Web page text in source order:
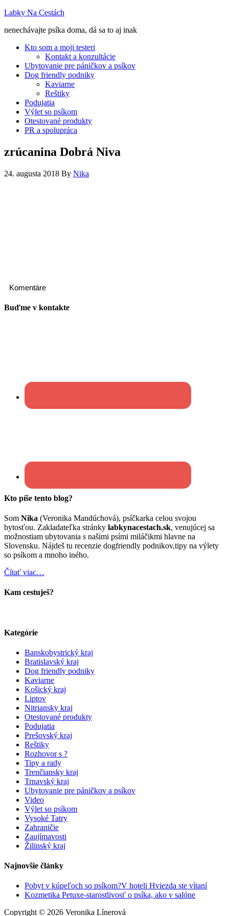
Labky Na Cestách
nenechávajte psíka doma, dá sa to aj inak
Kto som a moji testeri
Kontakt a konzultácie
Ubytovanie pre páničkov a psíkov
Dog friendly podniky
Kaviarne
Reštiky
Podujatia
Výlet so psíkom
Otestované produkty
PR a spolupráca
zrúcanina Dobrá Niva
24. augusta 2018 By Nika
Komentáre
Buďme v kontakte
Kto píše tento blog?
Som Nika (Veronika Mandúchová), psíčkarka celou svojou
bytosťou. Zakladateľka stránky labkynacestach.sk, venujúcej sa
možnostiam ubytovania s našimi psími miláčikmi hlavne na
Slovensku. Nájdeš tu recenzie dogfriendly podnikov,tipy na výlety
so psíkom a mnoho iného.
Čítať viac…
Kam cestuješ?
Kategórie
Banskobystrický kraj
Bratislavský kraj
Dog friendly podniky
Kaviarne
Košický kraj
Liptov
Nitriansky kraj
Otestované produkty
Podujatia
Prešovský kraj
Reštiky
Rozhovor s ?
Tipy a rady
Trenčiansky kraj
Trnavský kraj
Ubytovanie pre páničkov a psíkov
Video
Výlet so psíkom
Vysoké Tatry
Zahraničie
Zaujímavosti
Žilinský kraj
Najnovšie články
Pobyt v kúpeľoch so psíkom?V hoteli Hviezda ste vítaní
Kozmetika Petuxe-starostlivosť o psíka, ako v salóne
Copyright © 2026 Veronika Línerová